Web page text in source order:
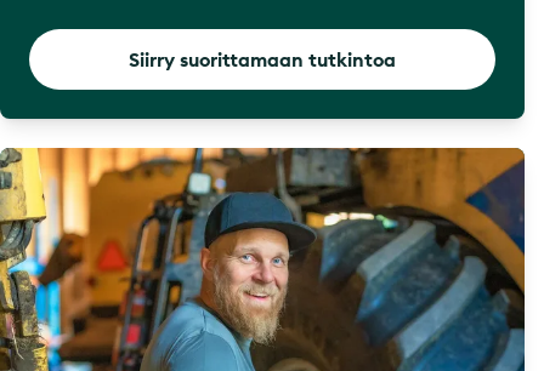
Siirry suorittamaan tutkintoa